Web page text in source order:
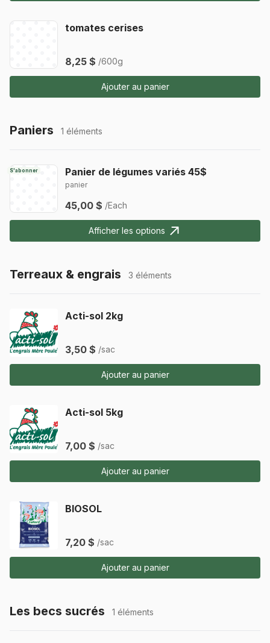
tomates cerises
8,25 $ /600g
Ajouter au panier
Paniers 1 éléments
S'abonner Panier de légumes variés 45$
panier
45,00 $ /Each
Afficher les options
Terreaux & engrais 3 éléments
Acti-sol 2kg
3,50 $ /sac
Ajouter au panier
Acti-sol 5kg
7,00 $ /sac
Ajouter au panier
BIOSOL
7,20 $ /sac
Ajouter au panier
Les becs sucrés 1 éléments